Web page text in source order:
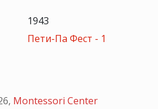
1943
Пети-Па Фест - 1
, Montessori Center